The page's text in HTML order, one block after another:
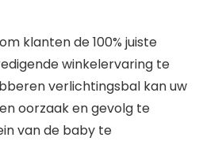
klanten de 100% juiste
winkelervaring te
verlichtingsbal kan uw
oorzaak en gevolg te
van de baby te